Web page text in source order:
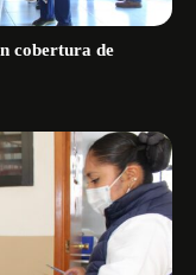
cobertura de